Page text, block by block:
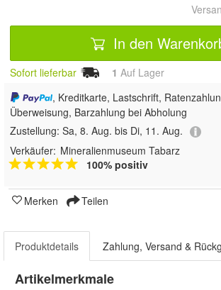
In den
Sofort lieferbar 1 Auf Lager
, Kreditkarte, Lastschrift,
Überweisung, Barzahlung bei Abholung
Zustellung: Sa, 8. Aug. bis Di, 11. Aug.
Verkäufer: Mineralienmuseum Tabarz
100% positiv
Merken Teilen
Produktdetails Zahlung, Versand &
Artikelmerkmale